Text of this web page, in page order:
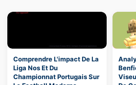
Comprendre L'impact De La
Liga Nos Et Du
Championnat Portugais Sur